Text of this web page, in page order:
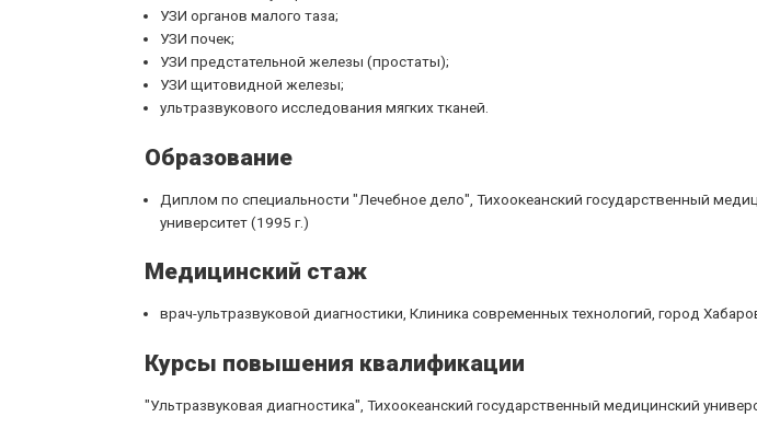
УЗИ органов малого таза;
УЗИ почек;
УЗИ предстательной железы (простаты);
УЗИ щитовидной железы;
ультразвукового исследования мягких тканей.
Образование
Диплом по специальности "Лечебное дело", Тихоокеанский государственный
университет (1995 г.)
Медицинский стаж
врач-ультразвуковой диагностики, Клиника современных технологий, город
Курсы повышения квалификации
"Ультразвуковая диагностика", Тихоокеанский государственный медицинский